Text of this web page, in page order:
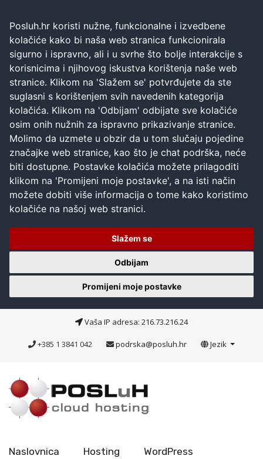
Posluh.hr koristi nužne, funkcionalne i izvedbene
kolačiće kako bi naša web stranica funkcionirala
sigurno i ispravno, ali i u svrhe što bolje interakcije s
korisnicima i njihovog iskustva korištenja naše web
stranice. Klikom na 'Slažem se' potvrđujete da ste
suglasni s korištenjem svih navedenih kategorija
kolačića. Klikom na 'Odbijam' odbijate sve kolačiće
osim onih nužnih za ispravno prikazivanje stranice.
Molimo da uzmete u obzir da u tom slučaju pojedine
značajke web stranice, kao što je chat podrška, neće
biti dostupne. Postavke kolačića možete prilagoditi
klikom na 'Promijeni moje postavke', a na isti način
možete dobiti više informacija o tome kako koristimo
kolačiće na našoj web stranici.
Slažem se
Odbijam
Promijeni moje postavke
Vaša IP adresa: 216.73.216.24
+385 1 3841 042 podrska@posluh.hr Jezik
Naslovnica Hosting
WordPress